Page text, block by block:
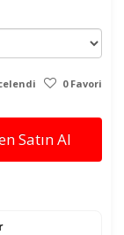
0 Favori
Satın Al